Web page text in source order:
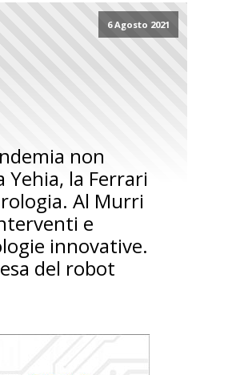
6 Agosto 2021
non
Yehia, la Ferrari
Al Murri
e
innovative.
del robot